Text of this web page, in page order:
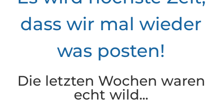
dass wir mal wieder
was posten!
Die letzten Wochen waren
echt wild...